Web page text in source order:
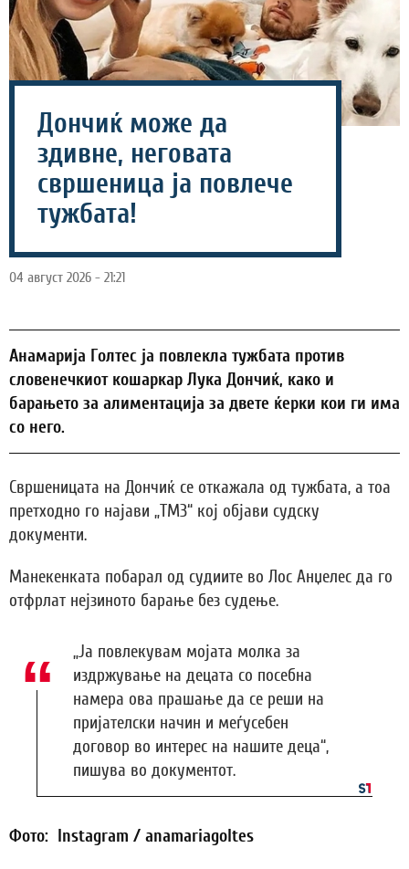
Дончиќ може да
здивне, неговата
свршеница ја повлече
тужбата!
04 август 2026 - 21:21
Анамарија Голтес ја повлекла тужбата против
словенечкиот кошаркар Лука Дончиќ, како и
барањето за алиментација за двете ќерки кои ги има
со него.
Свршеницата на Дончиќ се откажала од тужбата, а тоа
претходно го најави „ТМЗ“ кој објави судску
документи.
Манекенката побарал од судиите во Лос Анџелес да го
отфрлат нејзиното барање без судење.
„Ја повлекувам мојата молка за
издржување на децата со посебна
намера ова прашање да се реши на
пријателски начин и меѓусебен
договор во интерес на нашите деца“,
пишува во документот.
Фото: Instagram / anamariagoltes